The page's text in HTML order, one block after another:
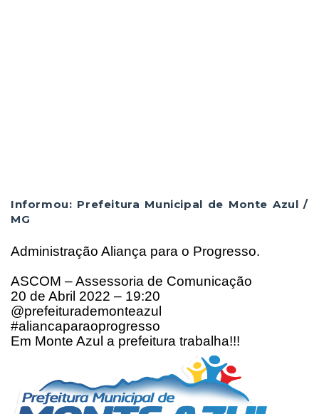
Informou: Prefeitura Municipal de Monte Azul /
MG
Administração Aliança para o Progresso.
ASCOM – Assessoria de Comunicação
20 de Abril 2022 – 19:20
@prefeiturademonteazul
#aliancaparaoprogresso
Em Monte Azul a prefeitura trabalha!!!